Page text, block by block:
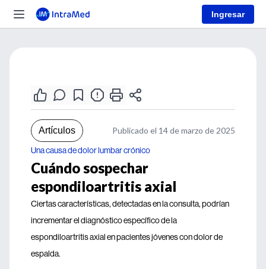
Ingresar
Artículos Publicado el 14 de marzo de 2025
Una causa de dolor lumbar crónico
Cuándo sospechar
espondiloartritis axial
Ciertas características, detectadas en la consulta, podrían
incrementar el diagnóstico específico de la
espondiloartritis axial en pacientes jóvenes con dolor de
espalda.